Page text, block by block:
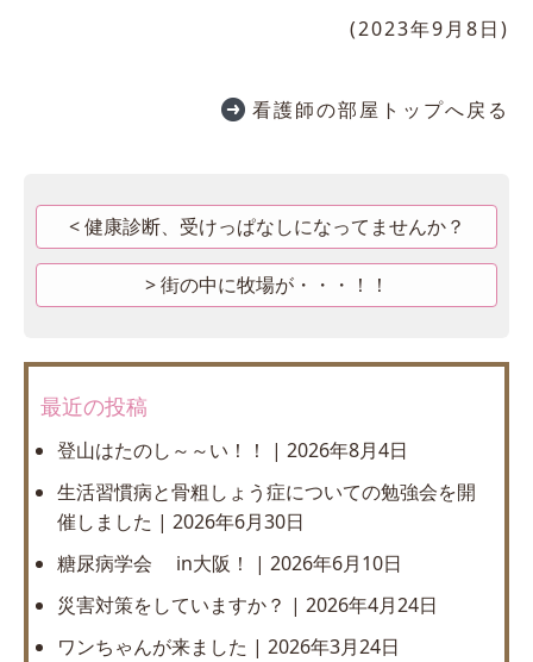
(2023年9月8日)
看護師の部屋トップへ戻る
健康診断、受けっぱなしになってませんか？
街の中に牧場が・・・！！
最近の投稿
登山はたのし～～い！！
2026年8月4日
生活習慣病と骨粗しょう症についての勉強会を開
催しました
2026年6月30日
糖尿病学会 in大阪！
2026年6月10日
災害対策をしていますか？
2026年4月24日
ワンちゃんが来ました
2026年3月24日